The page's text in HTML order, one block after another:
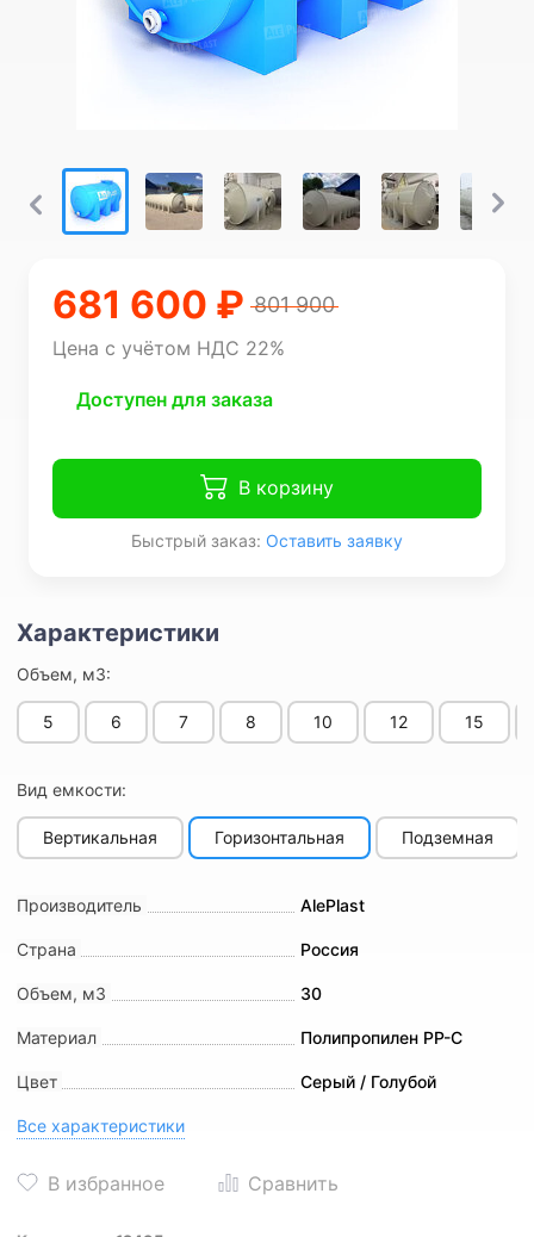
Объем, м3:
5 6 7 8 10 12 15
Вид емкости:
Вертикальная Горизонтальная Подземная
Производитель AlePlast
Страна Россия
Объем, м3 30
Материал Полипропилен PP-C
Цвет Серый / Голубой
Все характеристики
681 600 ₽ 801 900
Цена с учётом НДС 22%
Доступен для заказа
В корзину
Быстрый заказ: Оставить заявку